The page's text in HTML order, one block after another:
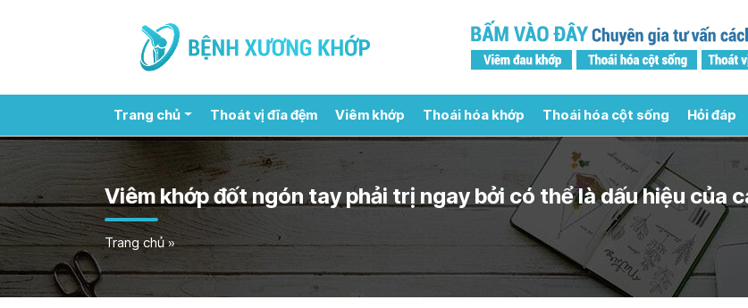
Trang chủ Thoát vị đĩa đệm Viêm khớp Thoái hóa khớp Thoái hóa cột sống Hỏi đáp
Viêm khớp đốt ngón tay phải trị ngay bởi có thể là dấu hiệu của
Trang chủ»